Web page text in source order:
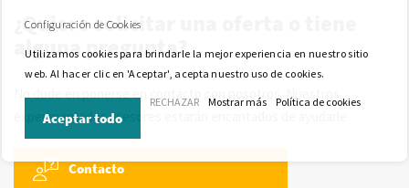
¿Quiere solicitar una oferta o tiene
alguna pregunta?
No dude en ponerse en contacto con nosotros. Nuestros
experimentados asesores estarán encantados de ayudarle.
Contacto
Configuración de Cookies
Utilizamos cookies para brindarle la mejor experiencia en nuestro sitio
web. Al hacer clic en 'Aceptar', acepta nuestro uso de cookies.
Aceptar todo
RECHAZAR Mostrar más Política de cookies